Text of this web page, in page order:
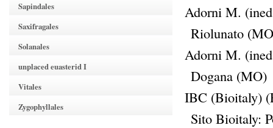
Sapindales
Saxifragales
Solanales
unplaced euasterid I
Vitales
Zygophyllales
Adorni M.
Riolunato
Adorni M.
Dogana (MO)
IBC (Bioitaly)
Sito Bioitaly: